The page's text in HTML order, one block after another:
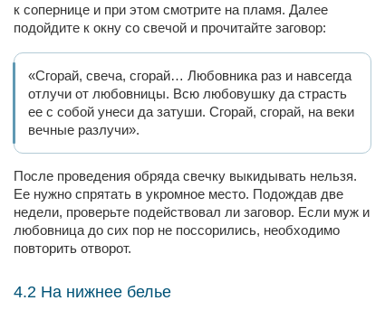
к сопернице и при этом смотрите на пламя. Далее
подойдите к окну со свечой и прочитайте заговор:
«Сгорай, свеча, сгорай… Любовника раз и навсегда
отлучи от любовницы. Всю любовушку да страсть
ее с собой унеси да затуши. Сгорай, сгорай, на веки
вечные разлучи».
После проведения обряда свечку выкидывать нельзя.
Ее нужно спрятать в укромное место. Подождав две
недели, проверьте подействовал ли заговор. Если муж и
любовница до сих пор не поссорились, необходимо
повторить отворот.
4.2 На нижнее белье